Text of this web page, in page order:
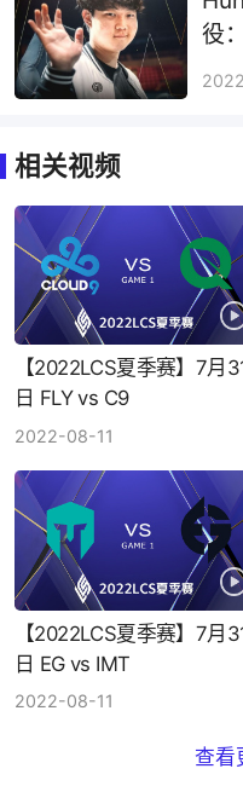
役
相关视频
【2022LCS夏季赛】7月
日 FLY vs C9
2022-08-11
【2022LCS夏季赛】7月
日 EG vs IMT
2022-08-11
查看